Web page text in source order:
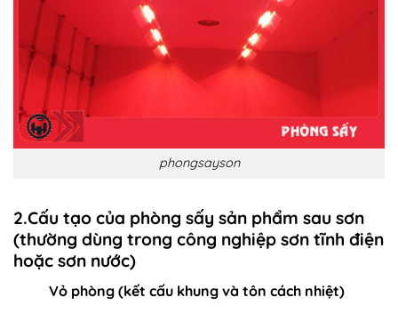
phongsayson
2.Cấu tạo của phòng sấy sản phẩm sau sơn
(thường dùng trong công nghiệp sơn tĩnh điện
hoặc sơn nước)
Vỏ phòng (kết cấu khung và tôn cách nhiệt)